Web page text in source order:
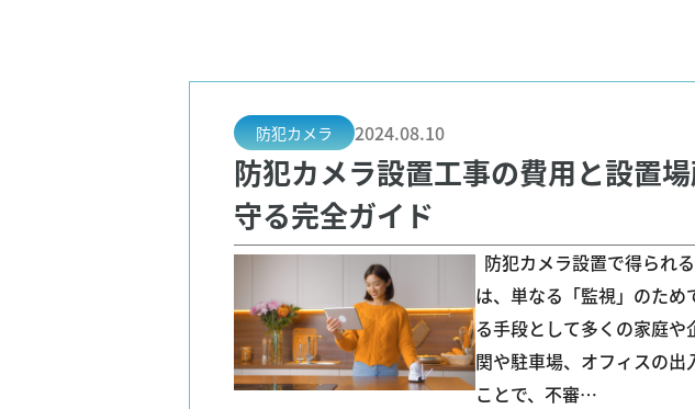
防犯カメラ 2024.08.10
防犯カメラ設置工事の費用と設置
守る完全ガイド
防犯カメラ設置で得られ
は、単なる「監視」のため
る手段として多くの家庭や
関や駐車場、オフィスの
ことで、不審…